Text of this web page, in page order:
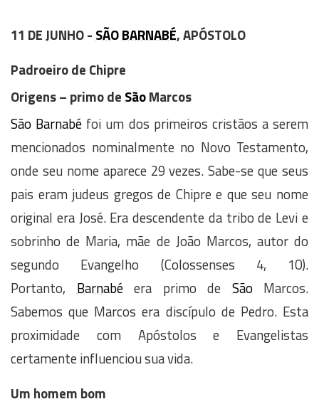
11 DE JUNHO - SÃOBARNABÉ, APÓSTOLO
Padroeiro de Chipre
Origens – primo de SãoMarcos
São Barnabé foi um dos primeiros cristãos a serem
mencionados nominalmente no Novo Testamento,
onde seu nome aparece 29 vezes. Sabe-se que seus
pais eram judeus gregos de Chipre e que seu nome
original era José. Era descendente da tribo de Levi e
sobrinho de Maria, mãe de João Marcos, autor do
segundo Evangelho (Colossenses 4, 10).
Portanto, Barnabéera primo de SãoMarcos.
Sabemos que Marcos era discípulo de Pedro. Esta
proximidade com Apóstolos e Evangelistas
certamente influenciou sua vida.
Um homem bom